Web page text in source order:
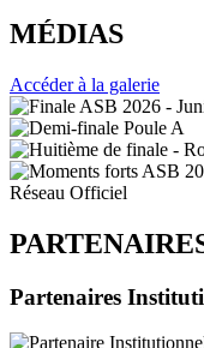
MÉDIAS
Accéder à la galerie
Réseau Officiel
Partenaires